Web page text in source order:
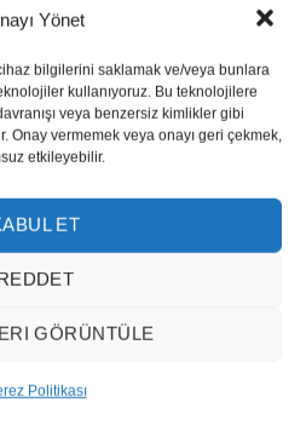
Yönet
bilgilerini saklamak ve/veya bunlara
kullanıyoruz. Bu teknolojilere
veya benzersiz kimlikler gibi
Onay vermemek veya onayı geri çekmek,
etkileyebilir.
ET
GÖRÜNTÜLE
Politikası
eines der führenden